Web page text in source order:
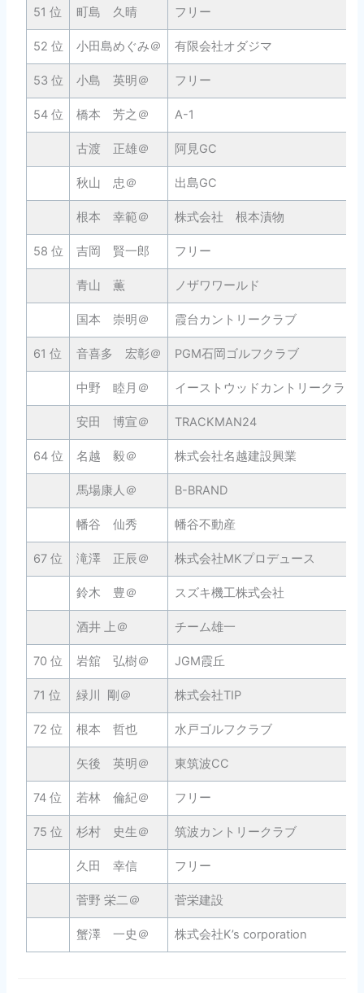
51 位 町島 久晴 フリー
52 位 小田島めぐみ＠ 有限会社オダジマ
53 位 小島 英明＠ フリー
54 位 橋本 芳之＠ A-1
古渡 正雄＠ 阿見GC
秋山 忠＠ 出島GC
根本 幸範＠ 株式会社 根本漬物
58 位 吉岡 賢一郎 フリー
青山 薫 ノザワワールド
国本 崇明＠ 霞台カントリークラブ
61 位 音喜多 宏彰＠ PGM石岡ゴルフクラブ
中野 睦月＠ イーストウッドカントリークラブ
安田 博宣＠ TRACKMAN24
64 位 名越 毅＠ 株式会社名越建設興業
馬場康人＠ B-BRAND
幡谷 仙秀 幡谷不動産
67 位 滝澤 正辰＠ 株式会社MKプロデュース
鈴木 豊＠ スズキ機工株式会社
酒井 上＠ チーム雄一
70 位 岩舘 弘樹＠ JGM霞丘
71 位 緑川 剛＠ 株式会社TIP
72 位 根本 哲也 水戸ゴルフクラブ
矢後 英明＠ 東筑波CC
74 位 若林 倫紀＠ フリー
75 位 杉村 史生＠ 筑波カントリークラブ
久田 幸信 フリー
菅野 栄二＠ 菅栄建設
蟹澤 一史＠ 株式会社K’s corporation